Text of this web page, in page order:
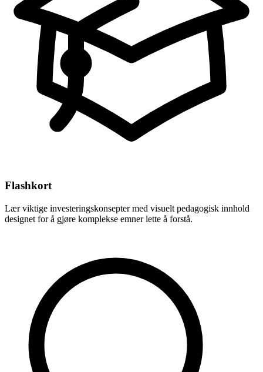
Flashkort
Lær viktige investeringskonsepter med visuelt pedagogisk innhold
designet for å gjøre komplekse emner lette å forstå.